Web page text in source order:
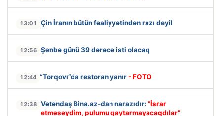
13:01 Çin İranın bütün fəaliyyətindən razı deyil
12:56 Şənbə günü 39 dərəcə isti olacaq
12:44 “Torqovı”da restoran yanır - FOTO
12:38 Vətəndaş Bina.az-dan narazıdır: "İsrar
etməsəydim, pulumu qaytarmayacaqdılar"